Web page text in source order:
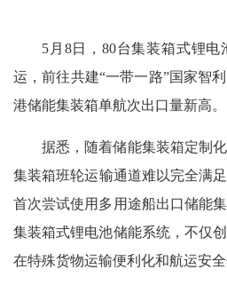
5月8日，80台集装箱式锂
运，前往共建“一带一路”国家智
港储能集装箱单航次出口量新高。
据悉，随着储能集装箱定制
集装箱班轮运输通道难以完全满
首次尝试使用多用途船出口储能
集装箱式锂电池储能系统，不仅
在特殊货物运输便利化和航运安